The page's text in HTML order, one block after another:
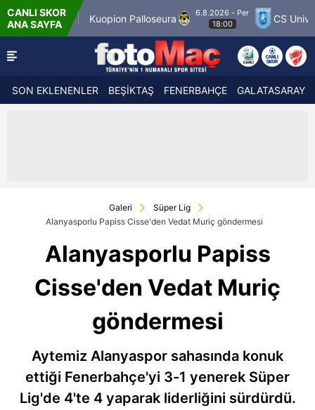
CANLI SKOR
ANA SAYFA
Kuopion Palloseura
6.8.2026 - Per
18:00
CS Universitatea
SON EKLENENLER BEŞİKTAŞ FENERBAHÇE GALATASARAY
Galeri
Süper Lig
Alanyasporlu Papiss Cisse'den Vedat Muriç göndermesi
Alanyasporlu Papiss
Cisse'den Vedat Muriç
göndermesi
Aytemiz Alanyaspor sahasında konuk
ettiği Fenerbahçe'yi 3-1 yenerek Süper
Lig'de 4'te 4 yaparak liderliğini sürdürdü.